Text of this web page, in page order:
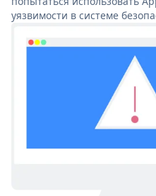
уязвимости в системе